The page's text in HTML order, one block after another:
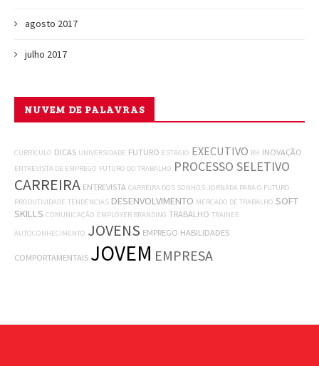
agosto 2017
julho 2017
NUVEM DE PALAVRAS
CURRÍCULO DICAS UNIVERSIDADE FUTURO ESTÁGIO EXECUTIVO RH INOVAÇÃO
ENTREVISTA DE EMPREGO FUTURO DO TRABALHO PROCESSO SELETIVO
CARREIRA ENTREVISTA CARREIRA DOS SONHOS JORNADA PARA O FUTURO
PRODUTIVIDADE TENDÊNCIAS DESENVOLVIMENTO MERCADO DE TRABALHO SOFT
SKILLS COMUNICAÇÃO EMPLOYER BRANDING TRABALHO TRAINEE
AUTOCONHECIMENTO JOVENS EMPREGO HABILIDADES
COMPORTAMENTAIS JOVEM EMPRESA